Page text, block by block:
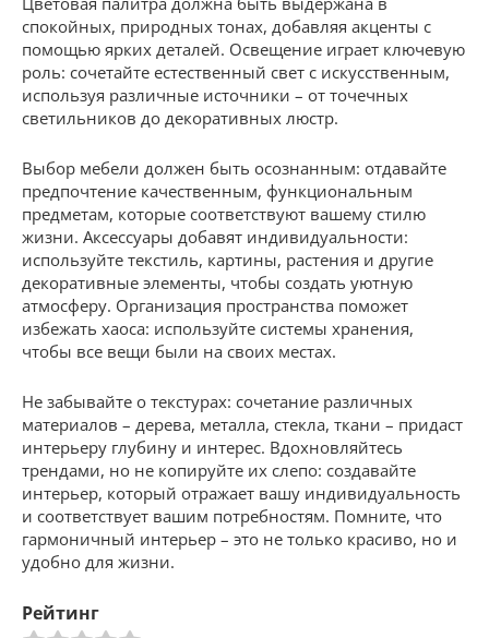
спокойных, природных тонах, добавляя акценты с
помощью ярких деталей. Освещение играет ключевую
роль: сочетайте естественный свет с искусственным,
используя различные источники – от точечных
светильников до декоративных люстр.
Выбор мебели должен быть осознанным: отдавайте
предпочтение качественным, функциональным
предметам, которые соответствуют вашему стилю
жизни. Аксессуары добавят индивидуальности:
используйте текстиль, картины, растения и другие
декоративные элементы, чтобы создать уютную
атмосферу. Организация пространства поможет
избежать хаоса: используйте системы хранения,
чтобы все вещи были на своих местах.
Не забывайте о текстурах: сочетание различных
материалов – дерева, металла, стекла, ткани – придаст
интерьеру глубину и интерес. Вдохновляйтесь
трендами, но не копируйте их слепо: создавайте
интерьер, который отражает вашу индивидуальность
и соответствует вашим потребностям. Помните, что
гармоничный интерьер – это не только красиво, но и
удобно для жизни.
Рейтинг